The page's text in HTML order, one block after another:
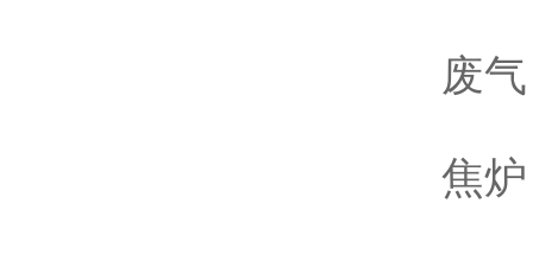
废气
焦炉